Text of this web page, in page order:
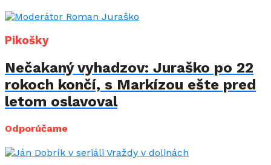
Pikošky
Nečakaný vyhadzov: Juraško po 22
rokoch končí, s Markízou ešte pred
letom oslavoval
Odporúčame